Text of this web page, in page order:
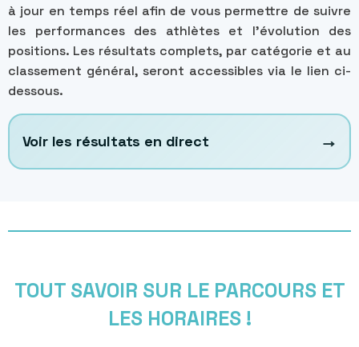
à jour en temps réel afin de vous permettre de suivre
les performances des athlètes et l’évolution des
positions. Les résultats complets, par catégorie et au
classement général, seront accessibles via le lien ci-
dessous.
Voir les résultats en direct →
TOUT SAVOIR SUR LE PARCOURS ET
LES HORAIRES !